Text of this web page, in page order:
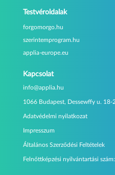
Testvéroldalak
forgomorgo.hu
szerintemprogram.hu
applia-europe.eu
Kapcsolat
info@applia.hu
1066 Budapest, Dessewffy u. 18-
Adatvédelmi nyilatkozat
Impresszum
Általános Szerződési Feltételek
Felnőttképzési nyilvántartási szám: